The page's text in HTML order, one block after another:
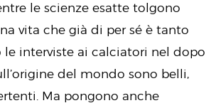
le scienze esatte tolgono
vita che già di per sé è tanto
interviste ai calciatori nel dopo
del mondo sono belli,
Ma pongono anche